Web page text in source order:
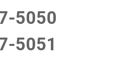
5050
5051